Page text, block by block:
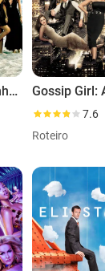
O.C.: Um Estranho no Paraíso
7.6
Roteiro